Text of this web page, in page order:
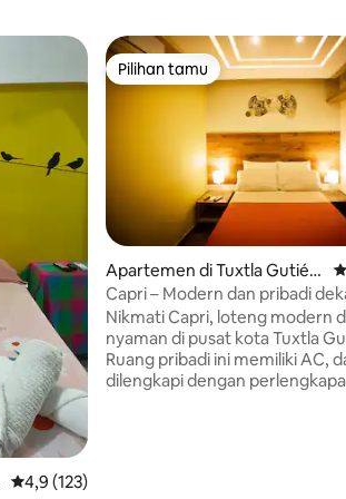
Nilai rata-rata 4,9 dari 5, 123 ulasan
4,9 (123)
Pilihan tamu
Pilihan tamu
Apartemen di Tuxtla Gutiérr
ez
Capri – Modern dan pribadi
Marimba
Nikmati Capri, loteng modern
nyaman di pusat kota Tuxtla
Ruang pribadi ini memiliki AC,
dilengkapi dengan